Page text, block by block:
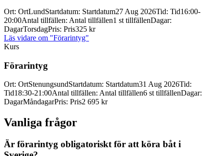
Ort: OrtLundStartdatum: Startdatum27 Aug 2026Tid: Tid16:00-
20:00Antal tillfällen: Antal tillfällen1 st tillfällenDagar:
DagarTorsdagPris: Pris325 kr
Läs vidare om "Förarintyg"
Kurs
Förarintyg
Ort: OrtStenungsundStartdatum: Startdatum31 Aug 2026Tid:
Tid18:30-21:00Antal tillfällen: Antal tillfällen6 st tillfällenDagar:
DagarMåndagarPris: Pris2 695 kr
Vanliga frågor
Är förarintyg obligatoriskt för att köra båt i